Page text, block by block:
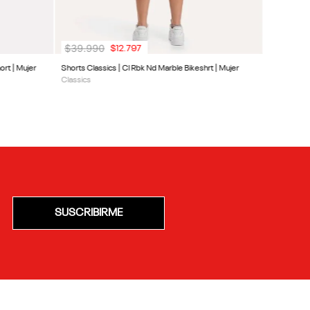
| Mujer
Shorts Classics | Cl Rbk Nd Marble Bikeshrt | Mujer
Classics
$39.990 $12.797
SUSCRIBIRME